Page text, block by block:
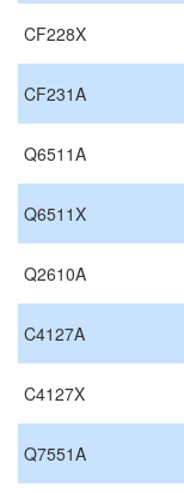
CF228X
CF231A
Q6511A
Q6511X
Q2610A
C4127A
C4127X
Q7551A